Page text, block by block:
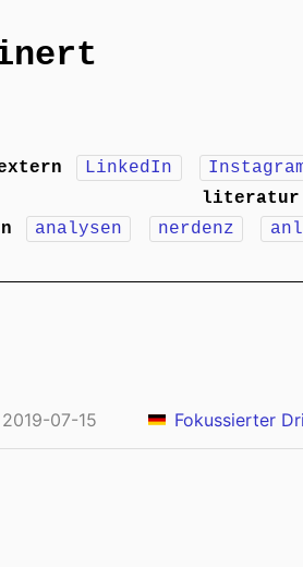
LinkedIn
literatur
analysen nerdenz
2019-07-15 Fokussierter